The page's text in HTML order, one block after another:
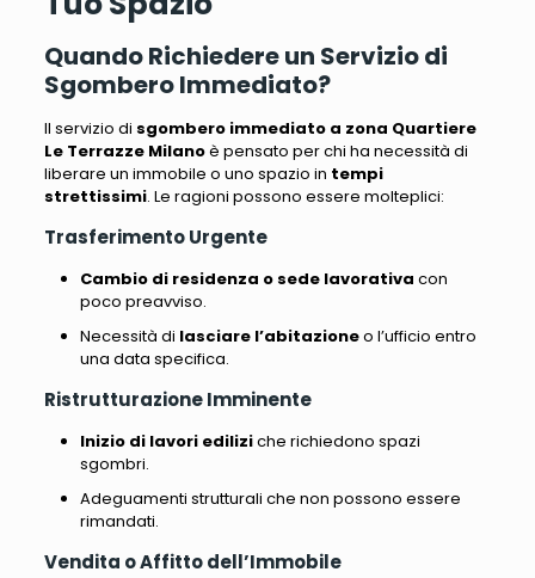
Quando Richiedere un Servizio di
Sgombero Immediato?
Il servizio di sgombero immediato a zona Quartiere
Le Terrazze Milanoè pensato per chi ha necessità di
liberare un immobile o uno spazio in tempi
strettissimi. Le ragioni possono essere molteplici:
Trasferimento Urgente
Cambio di residenza o sede lavorativa con
poco preavviso.
Necessità di lasciare l’abitazioneo l’ufficio entro
una data specifica.
Ristrutturazione Imminente
Inizio di lavori ediliziche richiedono spazi
sgombri.
Adeguamenti strutturali che non possono essere
rimandati.
Vendita o Affitto dell’Immobile